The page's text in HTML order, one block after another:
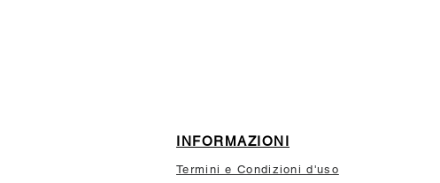
INFORMAZIONI
Termini e Condizioni d'uso